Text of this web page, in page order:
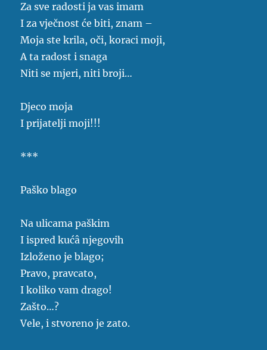
Za sve radosti ja vas imam
I za vječnost će biti, znam –
Moja ste krila, oči, koraci moji,
A ta radost i snaga
Niti se mjeri, niti broji…
Djeco moja
I prijatelji moji!!!
***
Paško blago
Na ulicama paškim
I ispred kućâ njegovih
Izloženo je blago;
Pravo, pravcato,
I koliko vam drago!
Zašto…?
Vele, i stvoreno je zato.